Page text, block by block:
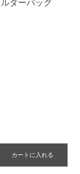
ルダーバッグ
カートに入れる